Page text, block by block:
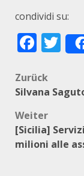
condividi su:
Zurück
Silvana
Weiter
[Sicilia]
milioni alle